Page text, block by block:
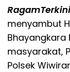
menyambut
Bhayangkara
masyarakat,
Polsek